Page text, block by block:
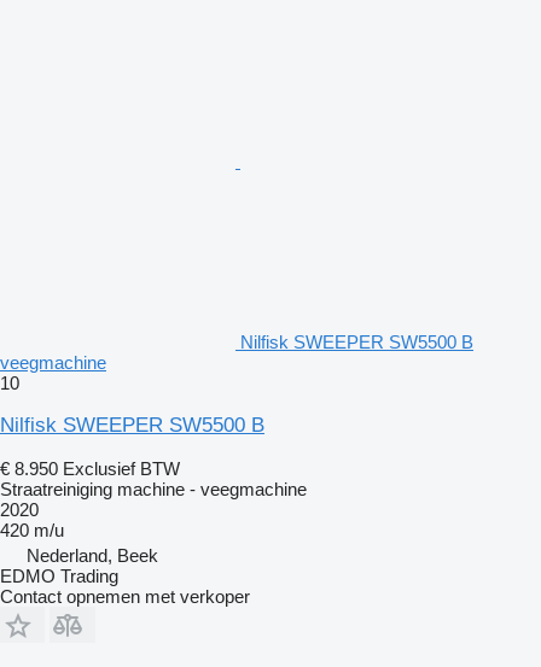
Nilfisk SWEEPER SW5500 B
veegmachine
10
Nilfisk SWEEPER SW5500 B
€ 8.950 Exclusief BTW
Straatreiniging machine - veegmachine
2020
420 m/u
Nederland, Beek
EDMO Trading
Contact opnemen met verkoper